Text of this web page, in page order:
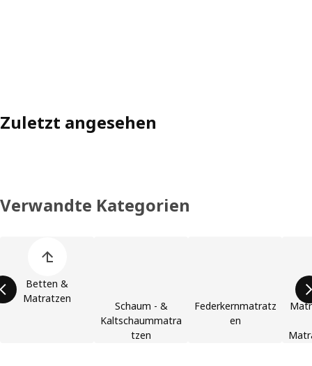
Zuletzt angesehen
Verwandte Kategorien
Betten &
Matratzen
Schaum - &
Kaltschaummatra
tzen
Federkernmatratz
en